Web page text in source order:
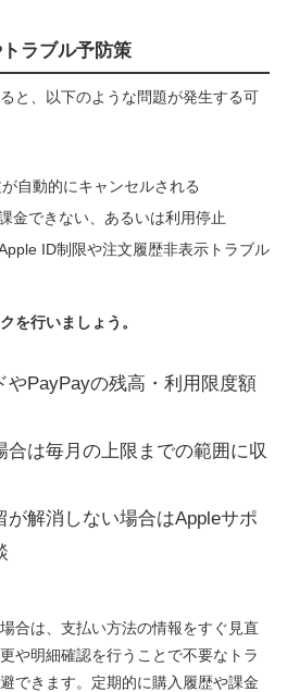
ラブル予防策
と、以下のような問題が発生する可
自動的にキャンセルされる
金できない、あるいは利用停止
ID制限や注文履歴非表示トラブル
を行いましょう。
やPayPayの残高・利用限度額
合は毎月の上限までの範囲に収
が解消しない場合はAppleサポ
合は、支払い方法の情報をすぐ見直
や明細確認を行うことで不要なトラ
できます。定期的に購入履歴や課金